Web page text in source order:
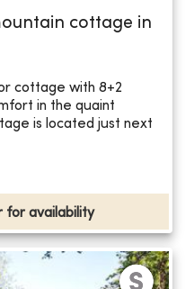
cottage in
cottage with 8+2
in the quaint
is located just next
for availability